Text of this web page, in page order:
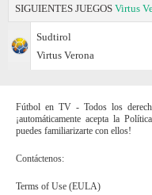
SIGUIENTES JUEGOS Virtus
Sudtirol
Virtus Verona
Fútbol en TV - Todos los
¡automáticamente acepta la
puedes familiarizarte con ellos!
Contáctenos:
Terms of Use (EULA)